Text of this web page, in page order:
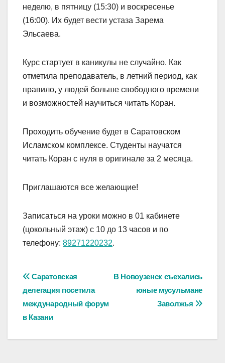
неделю, в пятницу (15:30) и воскресенье
(16:00). Их будет вести устаза Зарема
Эльсаева.
Курс стартует в каникулы не случайно. Как
отметила преподаватель, в летний период, как
правило, у людей больше свободного времени
и возможностей научиться читать Коран.
Проходить обучение будет в Саратовском
Исламском комплексе. Студенты научатся
читать Коран с нуля в оригинале за 2 месяца.
Приглашаются все желающие!
Записаться на уроки можно в 01 кабинете
(цокольный этаж) с 10 до 13 часов и по
телефону: 89271220232.
Навигация
по
записям
В Новоузенск съехались
юные мусульмане
Заволжья
Саратовская
делегация посетила
международный форум
в Казани